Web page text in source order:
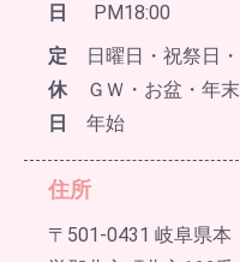
日
PM18:00
定
休
日
日曜日・祝祭日・
ＧＷ・お盆・年末
年始
住所
〒501-0431 岐阜県本